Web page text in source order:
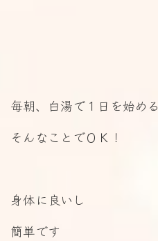
毎朝、白湯で１日を始める
そんなことでＯＫ！
身体に良いし
簡単です